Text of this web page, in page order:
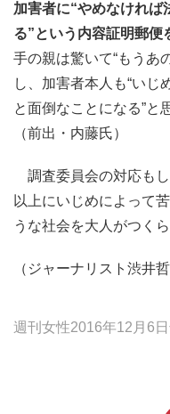
加害者に“やめなければ
る”という内容証明郵便
手の親は驚いて“もうあ
し、加害者本人も“いじ
と面倒なことになる”と
（前出・内藤氏）
調査委員会の対応も
以上にいじめによって
うな社会を大人がつく
（ジャーナリスト渋井
週刊女性2016年12月6